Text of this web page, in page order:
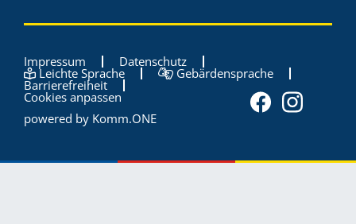
Impressum Datenschutz
Leichte Sprache Gebärdensprache
Barrierefreiheit
Cookies anpassen
powered by Komm.ONE